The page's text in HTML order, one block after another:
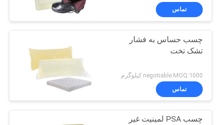
تماس
چسب حساس به فشار
تشک تخت
negotiable MOQ:1000 کیلوگرم
تماس
چسب PSA لمینیت غیر